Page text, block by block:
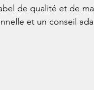
de qualité et de
et un conseil